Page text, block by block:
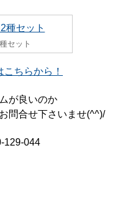
セット
ちらから！
が良いのか
問合せ下さいませ(^^)/
129-044